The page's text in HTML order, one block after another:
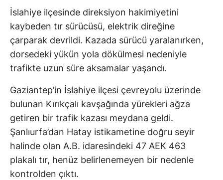
İslahiye ilçesinde direksiyon hakimiyetini
kaybeden tır sürücüsü, elektrik direğine
çarparak devrildi. Kazada sürücü yaralanırken,
dorsedeki yükün yola dökülmesi nedeniyle
trafikte uzun süre aksamalar yaşandı.
Gaziantep’in İslahiye ilçesi çevreyolu üzerinde
bulunan Kırıkçalı kavşağında yürekleri ağza
getiren bir trafik kazası meydana geldi.
Şanlıurfa’dan Hatay istikametine doğru seyir
halinde olan A.B. idaresindeki 47 AEK 463
plakalı tır, henüz belirlenemeyen bir nedenle
kontrolden çıktı.